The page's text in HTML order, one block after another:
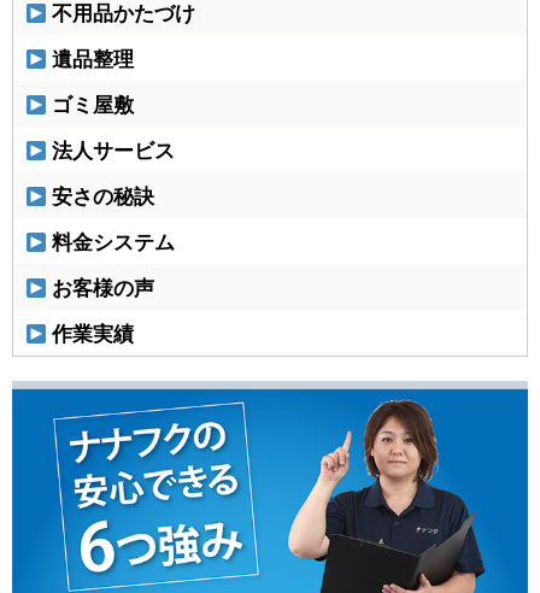
不用品かたづけ
遺品整理
ゴミ屋敷
法人サービス
安さの秘訣
料金システム
お客様の声
作業実績